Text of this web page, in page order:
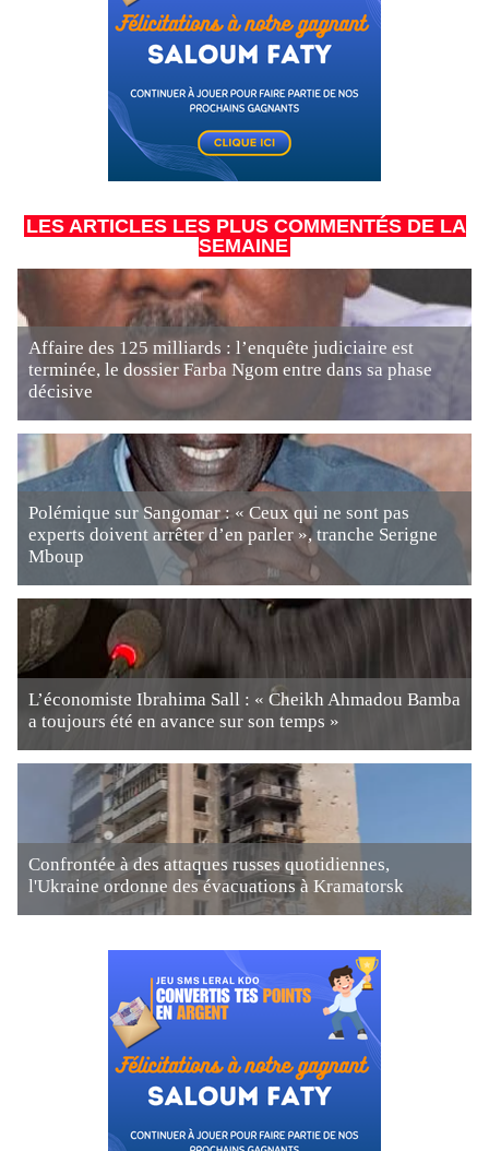
LES ARTICLES LES PLUS COMMENTÉS DE LA
SEMAINE
Affaire des 125 milliards : l’enquête judiciaire est
terminée, le dossier Farba Ngom entre dans sa phase
décisive
Polémique sur Sangomar : « Ceux qui ne sont pas
experts doivent arrêter d’en parler », tranche Serigne
Mboup
L’économiste Ibrahima Sall : « Cheikh Ahmadou Bamba
a toujours été en avance sur son temps »
Confrontée à des attaques russes quotidiennes,
l'Ukraine ordonne des évacuations à Kramatorsk